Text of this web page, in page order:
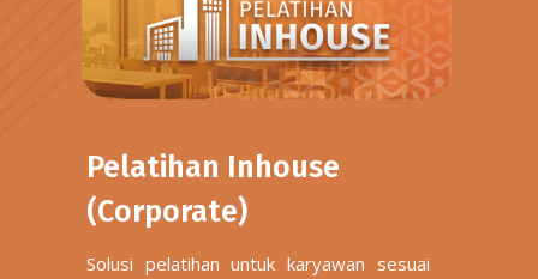
Pelatihan Inhouse
(Corporate)
Solusi pelatihan untuk karyawan sesuai